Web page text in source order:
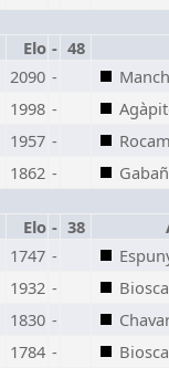
Elo - 48
2090 -
1998 -
1957 -
1862 -
Elo - 38
1747 -
1932 -
1830 -
1784 -